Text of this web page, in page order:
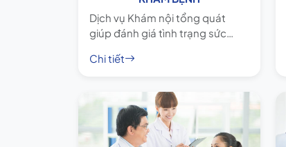
Dịch vụ Khám nội tổng quát
giúp đánh giá tình trạng sức
kiểm tra chức năng của các cơ
Chi tiết